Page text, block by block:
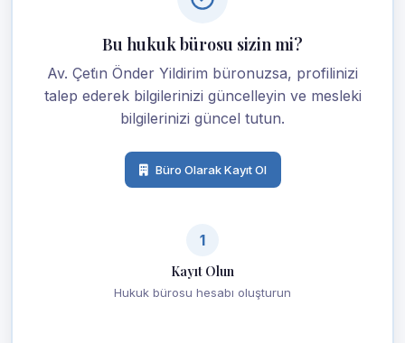
Bu hukuk bürosu sizin mi?
Av. Çeti̇n Önder Yildirim büronuzsa, profilinizi
talep ederek bilgilerinizi güncelleyin ve mesleki
bilgilerinizi güncel tutun.
Büro Olarak Kayıt Ol
1
Kayıt Olun
Hukuk bürosu hesabı oluşturun